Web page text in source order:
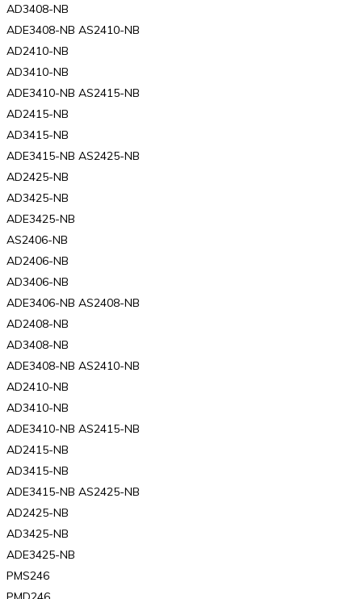
AD3408-NB
ADE3408-NB AS2410-NB
AD2410-NB
AD3410-NB
ADE3410-NB AS2415-NB
AD2415-NB
AD3415-NB
ADE3415-NB AS2425-NB
AD2425-NB
AD3425-NB
ADE3425-NB
AS2406-NB
AD2406-NB
AD3406-NB
ADE3406-NB AS2408-NB
AD2408-NB
AD3408-NB
ADE3408-NB AS2410-NB
AD2410-NB
AD3410-NB
ADE3410-NB AS2415-NB
AD2415-NB
AD3415-NB
ADE3415-NB AS2425-NB
AD2425-NB
AD3425-NB
ADE3425-NB
PMS246